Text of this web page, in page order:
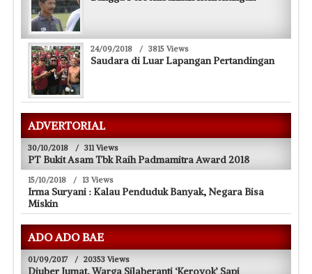
24/09/2018 / 3815 Views
Saudara di Luar Lapangan Pertandingan
ADVERTORIAL
30/10/2018 / 311 Views
PT Bukit Asam Tbk Raih Padmamitra Award 2018
15/10/2018 / 13 Views
Irma Suryani : Kalau Penduduk Banyak, Negara Bisa
Miskin
ADO ADO BAE
01/09/2017 / 20353 Views
Diuber Jumat, Warga Silaberanti ‘Keroyok’ Sapi